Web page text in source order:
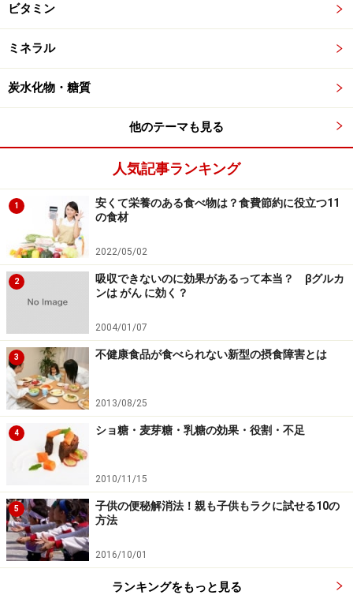
ビタミン
ミネラル
炭水化物・糖質
他のテーマも見る
人気記事ランキング
1
安くて栄養のある食べ物は？食費節約に役立つ11
の食材
2022/05/02
2
吸収できないのに効果があるって本当？ βグルカ
ンは がん に効く？
2004/01/07
3 不健康食品が食べられない新型の摂食障害とは
2013/08/25
4 ショ糖・麦芽糖・乳糖の効果・役割・不足
2010/11/15
5
子供の便秘解消法！親も子供もラクに試せる10の
方法
2016/10/01
ランキングをもっと見る